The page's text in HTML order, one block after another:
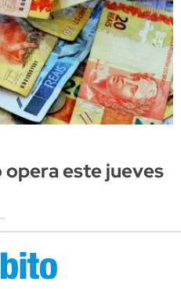
opera este jueves